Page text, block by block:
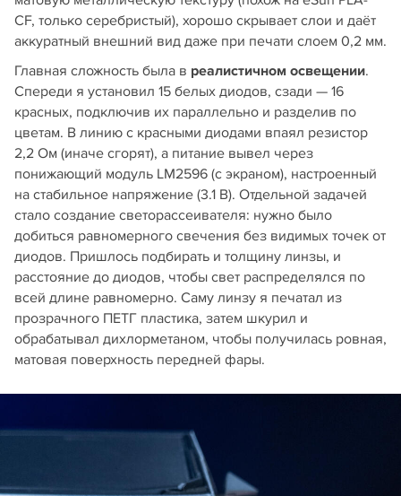
CF, только серебристый), хорошо скрывает слои и даёт
аккуратный внешний вид даже при печати слоем 0,2 мм.
Главная сложность была в реалистичном освещении.
Спереди я установил 15 белых диодов, сзади — 16
красных, подключив их параллельно и разделив по
цветам. В линию с красными диодами впаял резистор
2,2 Ом (иначе сгорят), а питание вывел через
понижающий модуль LM2596 (с экраном), настроенный
на стабильное напряжение (3.1 В). Отдельной задачей
стало создание светорассеивателя: нужно было
добиться равномерного свечения без видимых точек от
диодов. Пришлось подбирать и толщину линзы, и
расстояние до диодов, чтобы свет распределялся по
всей длине равномерно. Саму линзу я печатал из
прозрачного ПЕТГ пластика, затем шкурил и
обрабатывал дихлорметаном, чтобы получилась ровная,
матовая поверхность передней фары.